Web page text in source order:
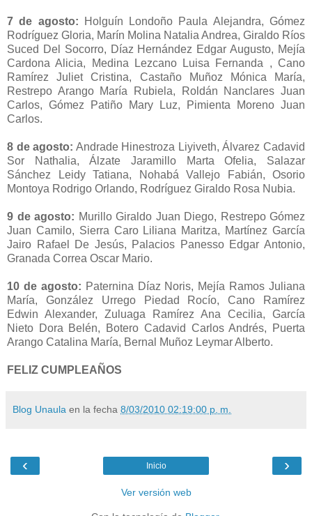
7 de agosto: Holguín Londoño Paula Alejandra, Gómez
Rodríguez Gloria, Marín Molina Natalia Andrea, Giraldo Ríos
Suced Del Socorro, Díaz Hernández Edgar Augusto, Mejía
Cardona Alicia, Medina Lezcano Luisa Fernanda , Cano
Ramírez Juliet Cristina, Castaño Muñoz Mónica María,
Restrepo Arango María Rubiela, Roldán Nanclares Juan
Carlos, Gómez Patiño Mary Luz, Pimienta Moreno Juan
Carlos.
8 de agosto: Andrade Hinestroza Liyiveth, Álvarez Cadavid
Sor Nathalia, Álzate Jaramillo Marta Ofelia, Salazar
Sánchez Leidy Tatiana, Nohabá Vallejo Fabián, Osorio
Montoya Rodrigo Orlando, Rodríguez Giraldo Rosa Nubia.
9 de agosto: Murillo Giraldo Juan Diego, Restrepo Gómez
Juan Camilo, Sierra Caro Liliana Maritza, Martínez García
Jairo Rafael De Jesús, Palacios Panesso Edgar Antonio,
Granada Correa Oscar Mario.
10 de agosto: Paternina Díaz Noris, Mejía Ramos Juliana
María, González Urrego Piedad Rocío, Cano Ramírez
Edwin Alexander, Zuluaga Ramírez Ana Cecilia, García
Nieto Dora Belén, Botero Cadavid Carlos Andrés, Puerta
Arango Catalina María, Bernal Muñoz Leymar Alberto.
FELIZ CUMPLEAÑOS
Blog Unaula en la fecha 8/03/2010 02:19:00 p. m.
‹ ›
Inicio
Ver versión web